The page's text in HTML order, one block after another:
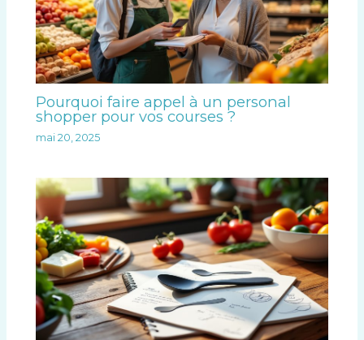
Pourquoi faire appel à un personal
shopper pour vos courses ?
mai 20, 2025